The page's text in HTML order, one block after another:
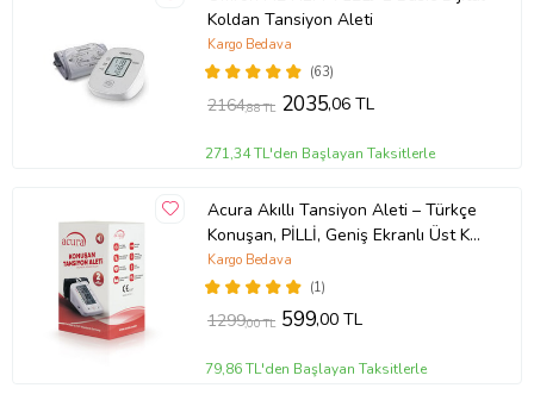
Koldan Tansiyon Aleti
(63)
Kargo Bedava
2164,88 TL 2035,06 TL
271,34 TL'den Başlayan Taksitlerle
Acura Akıllı Tansiyon Aleti – Türkçe
Konuşan, PİLLİ, Geniş Ekranlı Üst Kol
Dijital Ölçüm Cihazı
(1)
Kargo Bedava
1299,00 TL 599,00 TL
79,86 TL'den Başlayan Taksitlerle